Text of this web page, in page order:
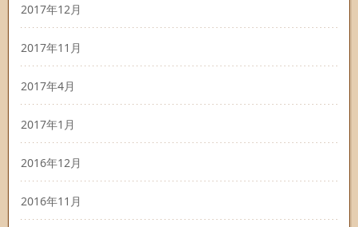
2017年12月
2017年11月
2017年4月
2017年1月
2016年12月
2016年11月